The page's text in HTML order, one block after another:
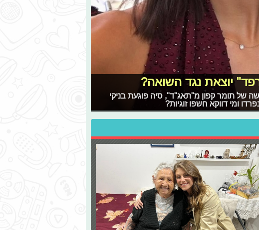
יוצאת נגד השואה?
של תומר קפון מ"תאג"ד", סיה פוגעת בניקי
ומי דווקא חשפו זוגיות?